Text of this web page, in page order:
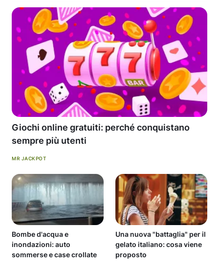
Giochi online gratuiti: perché conquistano
sempre più utenti
MR JACKPOT
Bombe d'acqua e
inondazioni: auto
sommerse e case crollate
Una nuova "battaglia" per il
gelato italiano: cosa viene
proposto